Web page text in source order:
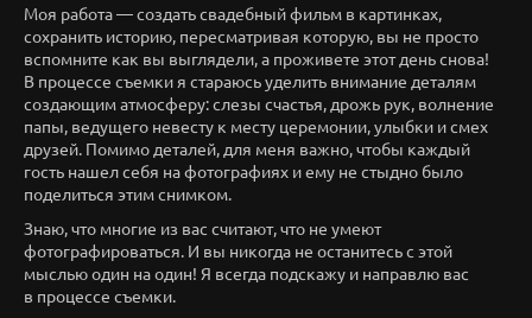
Моя работа — создать свадебный фильм в картинках,
сохранить историю, пересматривая которую, вы не просто
вспомните как вы выглядели, а проживете этот день снова!
В процессе съемки я стараюсь уделить внимание деталям
создающим атмосферу: слезы счастья, дрожь рук, волнение
папы, ведущего невесту к месту церемонии, улыбки и смех
друзей. Помимо деталей, для меня важно, чтобы каждый
гость нашел себя на фотографиях и ему не стыдно было
поделиться этим снимком.
Знаю, что многие из вас считают, что не умеют
фотографироваться. И вы никогда не останитесь с этой
мыслью один на один! Я всегда подскажу и направлю вас
в процессе съемки.